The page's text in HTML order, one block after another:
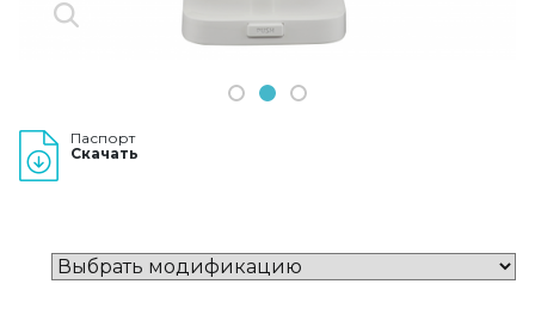
1 2 3
Паспорт
Скачать